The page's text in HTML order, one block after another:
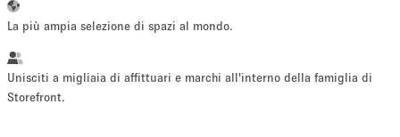
La più ampia selezione di spazi al mondo.
Unisciti a migliaia di affittuari e marchi all'interno della famiglia di
Storefront.